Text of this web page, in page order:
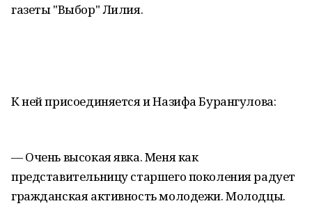
газеты "Выбор" Лилия.
К ней присоединяется и Назифа Бурангулова:
— Очень высокая явка. Меня как
представительницу старшего поколения радует
гражданская активность молодежи. Молодцы.